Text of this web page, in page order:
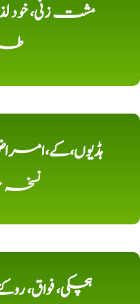
مشت زنی، خود
ہچکی، فواق،